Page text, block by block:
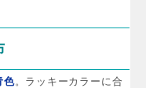
色。ラッキーカラーに合